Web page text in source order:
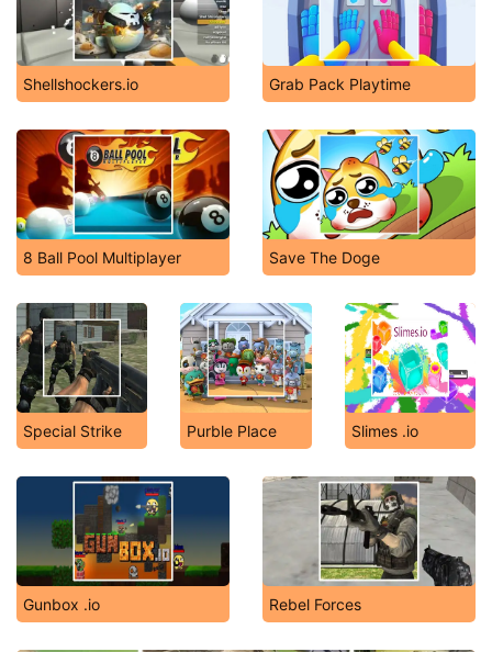
Shellshockers.io Grab Pack Playtime
8 Ball Pool Multiplayer Save The Doge
Special Strike Purble Place Slimes .io
Gunbox .io Rebel Forces